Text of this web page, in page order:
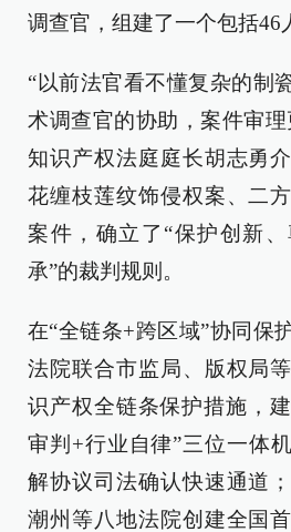
调查官，组建了一个包括46
“以前法官看不懂复杂的制
术调查官的协助，案件审
知识产权法庭庭长胡志勇
花缠枝莲纹饰侵权案、二
案件，确立了“保护创新
承”的裁判规则。
在“全链条+跨区域”协同保
法院联合市监局、版权局
识产权全链条保护措施，
审判+行业自律”三位一体
解协议司法确认快速通道
潮州等八地法院创建全国